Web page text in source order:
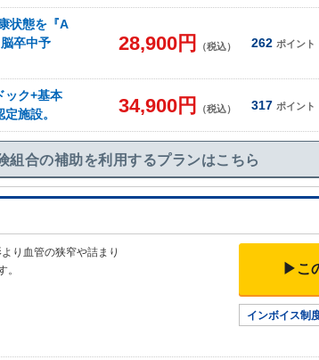
状態を『A
卒中予
28,900円 （税込） 262 ポイント
ック+基本
施設。
34,900円 （税込） 317 ポイント
組合の補助を利用するプランはこちら
り血管の狭窄や詰まり
。
▶こ
インボイス制